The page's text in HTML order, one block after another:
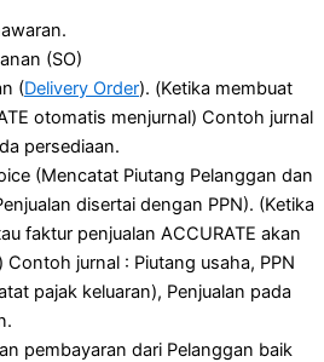
(SO)
(Delivery Order). (Ketika membuat
otomatis menjurnal) Contoh jurnal
persediaan.
(Mencatat Piutang Pelanggan dan
disertai dengan PPN). (Ketika
faktur penjualan ACCURATE akan
jurnal : Piutang usaha, PPN
pajak keluaran), Penjualan pada
pembayaran dari Pelanggan baik